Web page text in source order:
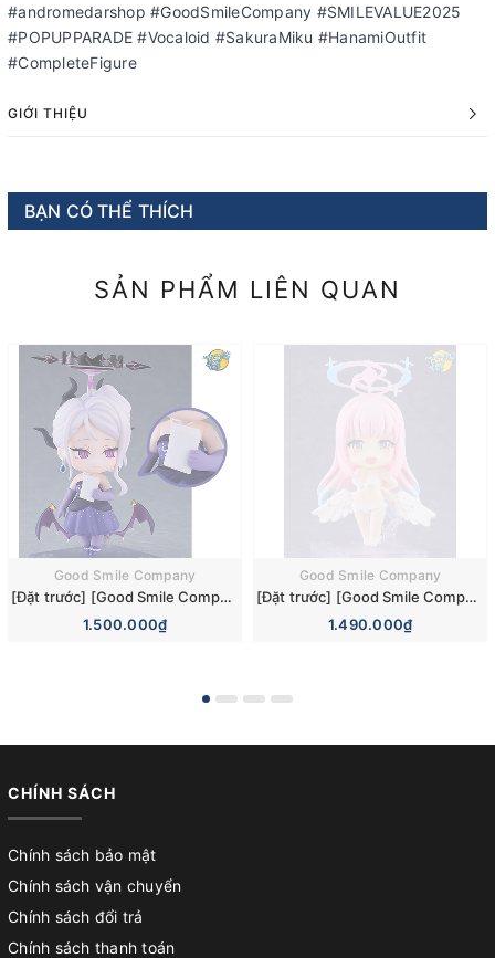
#andromedarshop #GoodSmileCompany #SMILEVALUE2025
#POPUPPARADE #Vocaloid #SakuraMiku #HanamiOutfit
#CompleteFigure
GIỚI THIỆU
BẠN CÓ THỂ THÍCH
SẢN PHẨM LIÊN QUAN
Good Smile Company
[Đặt trước] [Good Smile Company] Mô hình nhân vật Blue Archive Nendoroid 3110 Hina Sorasaki Dress Basic Figure (+Bonus)
1.500.000₫
Good Smile Company
[Đặt trước] [Good Smile Company] Mô hình nhân vật Blue Archive Nendoroid 3084 Mika Misono Swimsuit Basic Figure (Bonus)
1.490.000₫
CHÍNH SÁCH
Chính sách bảo mật
Chính sách vận chuyển
Chính sách đổi trả
Chính sách thanh toán